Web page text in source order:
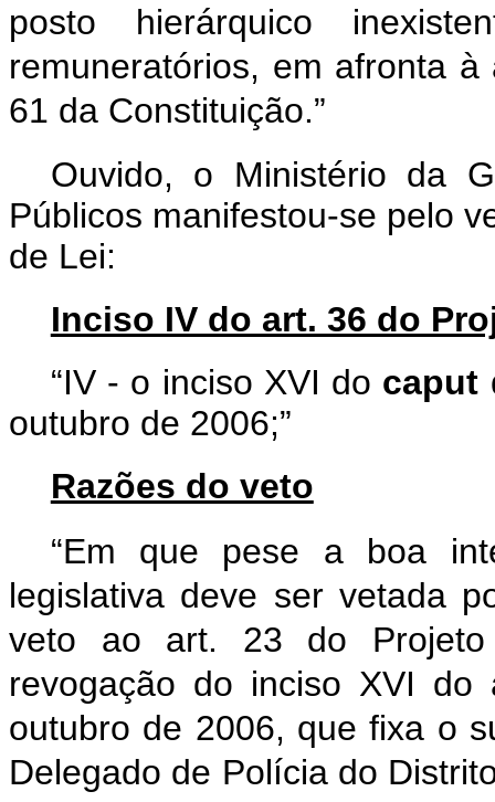
posto hierárquico
remuneratórios, em afronta à
61 da Constituição.”
Ouvido, o Ministério da
Públicos manifestou-se pelo
de Lei:
Inciso IV do art. 36 do
“IV - o inciso XVI do caput
outubro de 2006;”
Razões do veto
“Em que pese a boa
legislativa deve ser vetada
veto ao art. 23 do Projeto
revogação do inciso XVI
outubro de 2006, que fixa o
Delegado de Polícia do